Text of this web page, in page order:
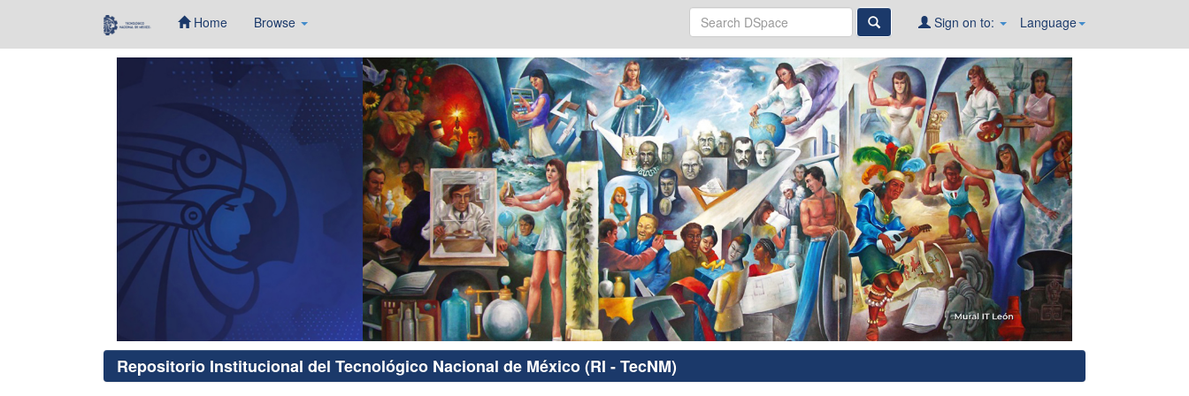
Home Browse Language
Sign on to:
Repositorio Institucional del Tecnológico Nacional de México (RI - TecNM)